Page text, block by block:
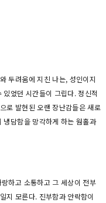
두려움에 지친 나는, 성인이지
었던 시간들이 그립다. 정신적
로 발현된 오랜 장난감들은 새로
담함을 망각하게 하는 웜홀과
하고 소통하고 그 세상이 전부
지 모른다. 진부함과 안락함이